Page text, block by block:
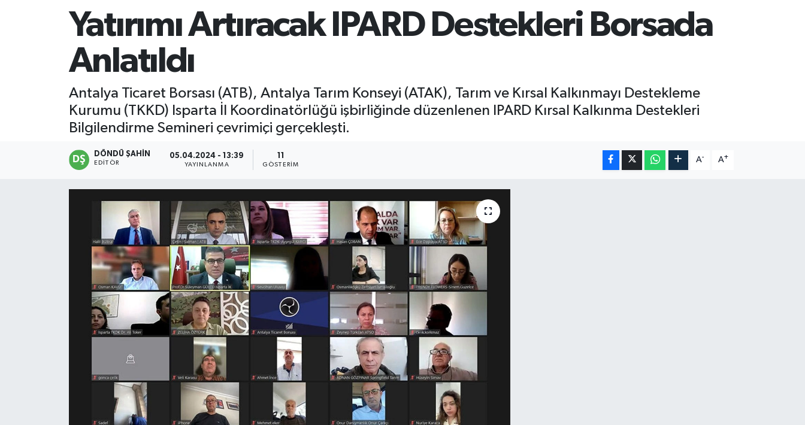
Yatırımı Artıracak IPARD Destekleri Borsada
Anlatıldı
Antalya Ticaret Borsası (ATB), Antalya Tarım Konseyi (ATAK), Tarım ve Kırsal Kalkınmayı Destekleme
Kurumu (TKKD) Isparta İl Koordinatörlüğü işbirliğinde düzenlenen IPARD Kırsal Kalkınma Destekleri
Bilgilendirme Semineri çevrimiçi gerçekleşti.
DÖNDÜ ŞAHİN
EDITÖR
05.04.2024 - 13:39
YAYINLANMA
11
GÖSTERIM
A- A+